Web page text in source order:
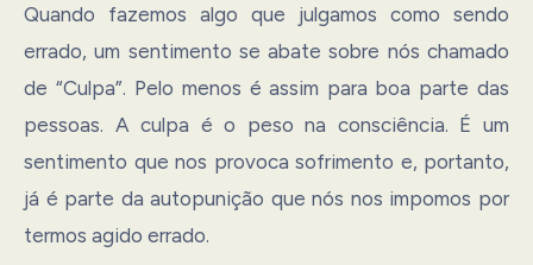
Quando fazemos algo que julgamos como sendo
errado, um sentimento se abate sobre nós chamado
de “Culpa”. Pelo menos é assim para boa parte das
pessoas. A culpa é o peso na consciência. É um
sentimento que nos provoca sofrimento e, portanto,
já é parte da autopunição que nós nos impomos por
termos agido errado.